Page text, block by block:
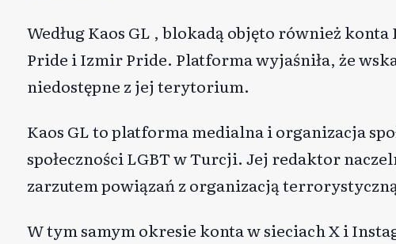
WedługKaos GL , blokadą objęto również
Pride i Izmir Pride. Platforma wyjaśniła, że
niedostępne z jej terytorium.
Kaos GL to platforma medialna i organizacja
społeczności LGBT w Turcji. Jej redaktor
zarzutem powiązań z organizacją
W tym samym okresie konta w sieciach X i